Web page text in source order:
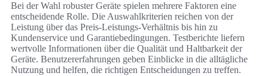
Bei der Wahl robuster Geräte spielen mehrere Faktoren eine
entscheidende Rolle. Die Auswahlkriterien reichen von der
Leistung über das Preis-Leistungs-Verhältnis bis hin zu
Kundenservice und Garantiebedingungen. Testberichte liefern
wertvolle Informationen über die Qualität und Haltbarkeit der
Geräte. Benutzererfahrungen geben Einblicke in die alltägliche
Nutzung und helfen, die richtigen Entscheidungen zu treffen.